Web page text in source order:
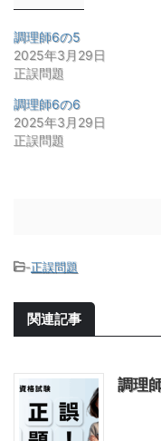
調理師6の5
2025年3月29日
正誤問題
調理師6の6
2025年3月29日
正誤問題
-正誤問題
関連記事
調理